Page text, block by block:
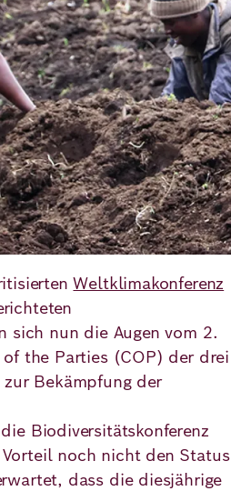
Weltklimakonferenz
sich nun die Augen vom 2.
the Parties (COP) der drei
zur Bekämpfung der
Biodiversitätskonferenz
noch nicht den Status
dass die diesjährige